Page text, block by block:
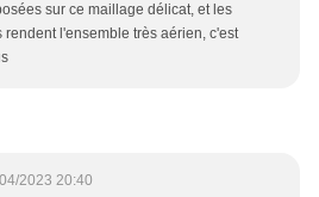
sur ce maillage délicat, et les
l'ensemble très aérien, c'est
2023 20:40